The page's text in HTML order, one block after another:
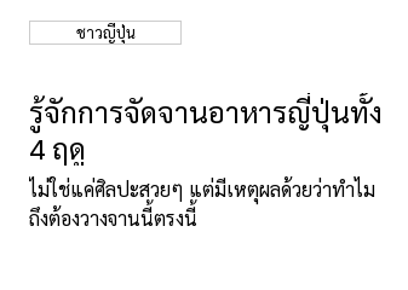
ชาวญี่ปุ่น
รู้จักการจัดจานอาหารญี่ปุ่นทั้ง
4 ฤดู
ไม่ใช่แค่ศิลปะสวยๆ แต่มีเหตุผลด้วยว่าทำไม
ถึงต้องวางจานนี้ตรงนี้